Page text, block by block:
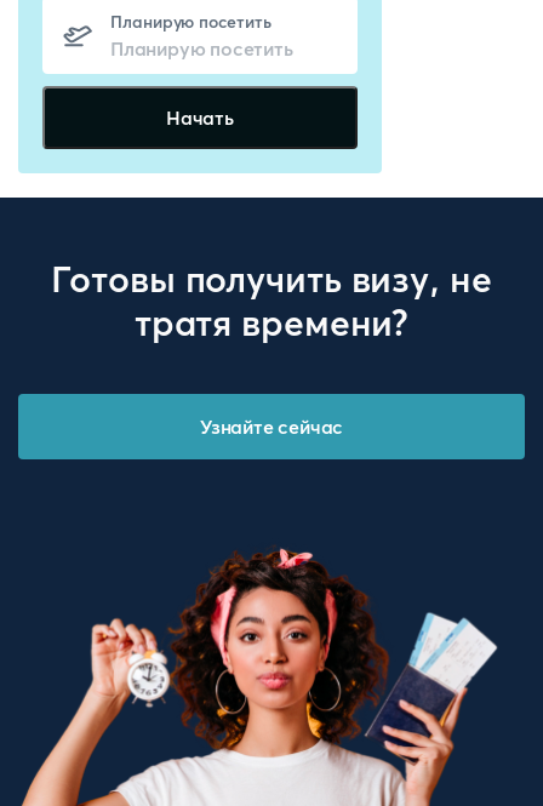
Планирую посетить
Начать
Готовы получить визу, не
тратя времени?
Узнайте сейчас